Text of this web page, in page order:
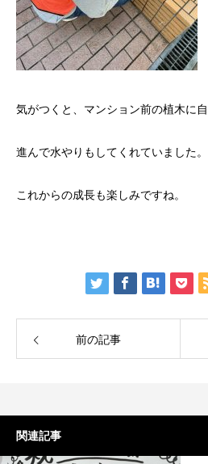
気がつくと、マンション前の植木に
進んで水やりもしてくれていました。
これからの成長も楽しみですね。
前の記事
関連記事